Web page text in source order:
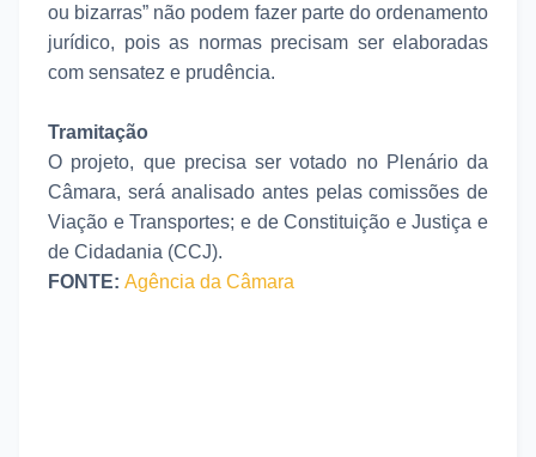
ou bizarras” não podem fazer parte do ordenamento
jurídico, pois as normas precisam ser elaboradas
com sensatez e prudência.
Tramitação
O projeto, que precisa ser votado no Plenário da
Câmara, será analisado antes pelas comissões de
Viação e Transportes; e de Constituição e Justiça e
de Cidadania (CCJ).
FONTE: Agência da Câmara